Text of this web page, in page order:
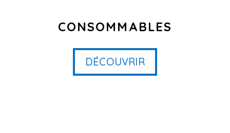
CONSOMMABLES
DÉCOUVRIR